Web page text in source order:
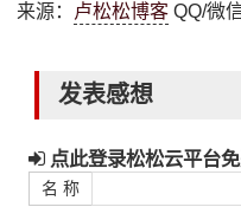
来源： 卢松松博客 QQ/微
发表感想
点此登录松松云平台
名 称